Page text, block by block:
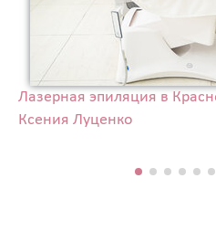
Лазерная эпиляция в
Ксения Луценко